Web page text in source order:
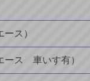
ス）
ース 車いす有）